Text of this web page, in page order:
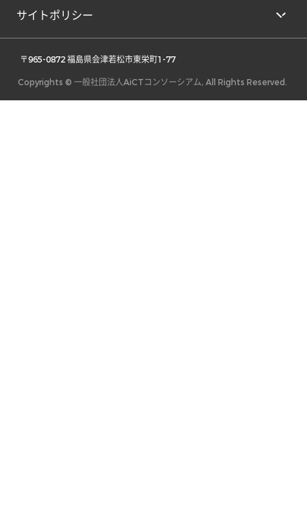
サイトポリシー
〒965-0872 福島県会津若松市東栄町1-77
Copyrights © 一般社団法人AiCTコンソーシアム, All Rights Reserved.